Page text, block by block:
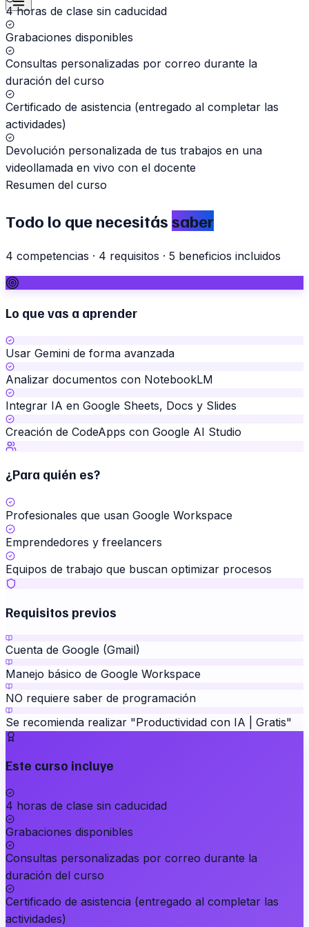
4 horas de clase sin caducidad
Grabaciones disponibles
Consultas personalizadas por correo durante la
duración del curso
Certificado de asistencia (entregado al completar las
actividades)
Devolución personalizada de tus trabajos en una
videollamada en vivo con el docente
Resumen del curso
Todo lo que necesitás saber
4 competencias · 4 requisitos · 5 beneficios incluidos
Lo que vas a aprender
Usar Gemini de forma avanzada
Analizar documentos con NotebookLM
Integrar IA en Google Sheets, Docs y Slides
Creación de CodeApps con Google AI Studio
¿Para quién es?
Profesionales que usan Google Workspace
Emprendedores y freelancers
Equipos de trabajo que buscan optimizar procesos
Requisitos previos
Cuenta de Google (Gmail)
Manejo básico de Google Workspace
NO requiere saber de programación
Se recomienda realizar "Productividad con IA | Gratis"
Este curso incluye
4 horas de clase sin caducidad
Grabaciones disponibles
Consultas personalizadas por correo durante la
duración del curso
Certificado de asistencia (entregado al completar las
actividades)